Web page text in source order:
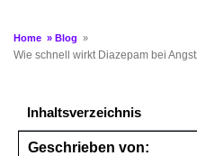
Home » Blog »
Wie schnell wirkt Diazepam bei
Inhaltsverzeichnis
Geschrieben von: